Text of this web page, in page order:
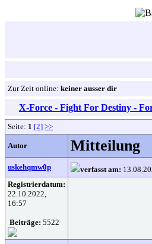
Zur Zeit online: keiner ausser dir
X-Force - Fight For Destiny -
Seite: 1 [2] >>
Autor Mitteilung
uskehqmw0p verfasst am:
Registrierdatum:
22.10.2022,
16:57
Beiträge: 5522